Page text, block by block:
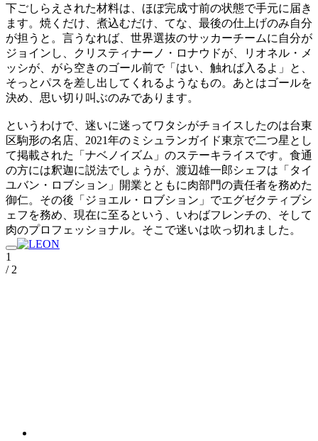
下ごしらえされた材料は、ほぼ完成寸前の状態で手元に届き
ます。焼くだけ、煮込むだけ、てな、最後の仕上げのみ自分
が担うと。言うなれば、世界選抜のサッカーチームに自分が
ジョインし、クリスティナーノ・ロナウドが、リオネル・メ
ッシが、がら空きのゴール前で「はい、触れば入るよ」と、
そっとパスを差し出してくれるようなもの。あとはゴールを
決め、思い切り叫ぶのみであります。
というわけで、迷いに迷ってワタシがチョイスしたのは台東
区駒形の名店、2021年のミシュランガイド東京で二つ星とし
て掲載された「ナベノイズム」のステーキライスです。食通
の方には釈迦に説法でしょうが、渡辺雄一郎シェフは「タイ
ユバン・ロブション」開業とともに肉部門の責任者を務めた
御仁。その後「ジョエル・ロブション」でエグゼクティブシ
ェフを務め、現在に至るという、いわばフレンチの、そして
肉のプロフェッショナル。そこで迷いは吹っ切れました。
1
/ 2